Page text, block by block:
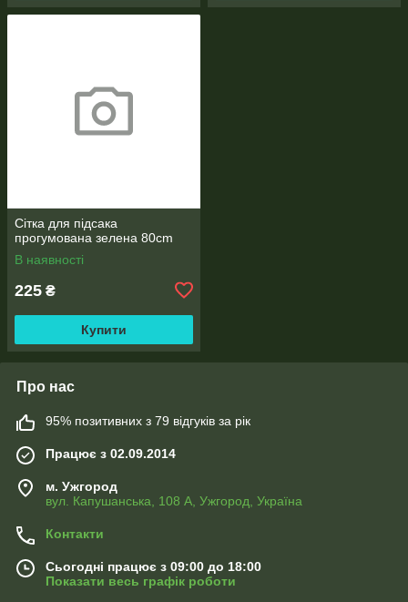
Сітка для підсака
прогумована зелена 80cm
В наявності
225 ₴
Купити
Про нас
95% позитивних з 79 відгуків за рік
Працює з 02.09.2014
м. Ужгород
вул. Капушанська, 108 А, Ужгород, Україна
Контакти
Сьогодні працює з 09:00 до 18:00
Показати весь графік роботи